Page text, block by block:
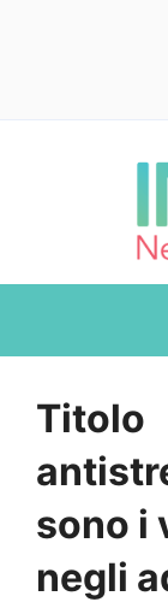
Titolo
sono i
negli